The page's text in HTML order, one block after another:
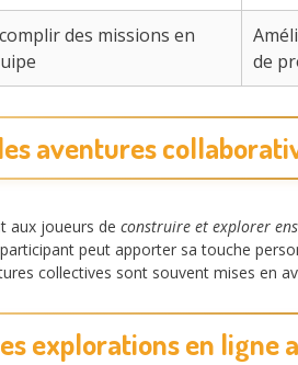
des missions en
de
aventures
aux joueurs de construire et explorer
peut apporter sa touche
collectives sont souvent mises en
explorations en ligne